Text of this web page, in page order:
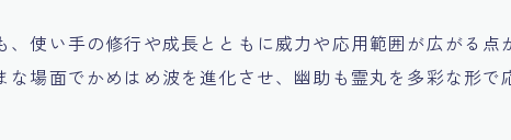
、使い手の修行や成長とともに威力や応用範囲が広がる点
な場面でかめはめ波を進化させ、幽助も霊丸を多彩な形で